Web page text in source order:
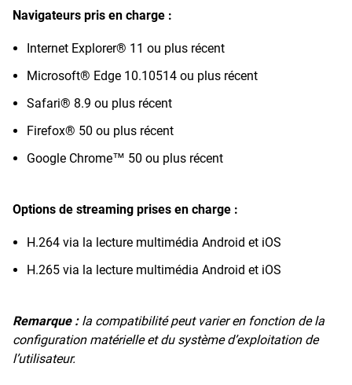
Navigateurs pris en charge :
Internet Explorer® 11 ou plus récent
Microsoft® Edge 10.10514 ou plus récent
Safari® 8.9 ou plus récent
Firefox® 50 ou plus récent
Google Chrome™ 50 ou plus récent
Options de streaming prises en charge :
H.264 via la lecture multimédia Android et iOS
H.265 via la lecture multimédia Android et iOS
Remarque : la compatibilité peut varier en fonction de la
configuration matérielle et du système d’exploitation de
l’utilisateur.